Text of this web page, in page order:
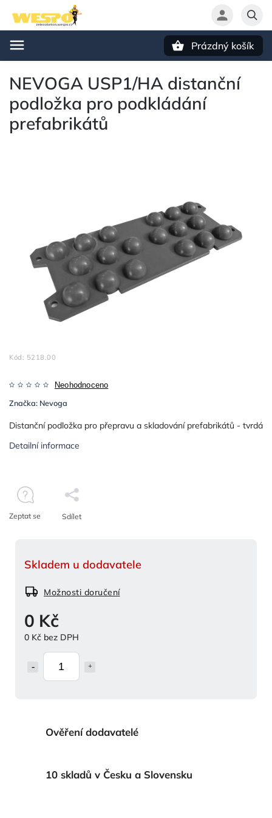
Prázdný košík
NEVOGA USP1/HA distanční
podložka pro podkládání
prefabrikátů
Kód: 5218.00
Neohodnoceno
Značka: Nevoga
0 Kč
0 Kč bez DPH
Skladem u dodavatele
Možnosti doručení
Distanční podložka pro přepravu a skladování prefabrikátů - tvrdá
Detailní informace
Zeptat se Sdílet
Ověření dodavatelé
10 skladů v Česku a Slovensku